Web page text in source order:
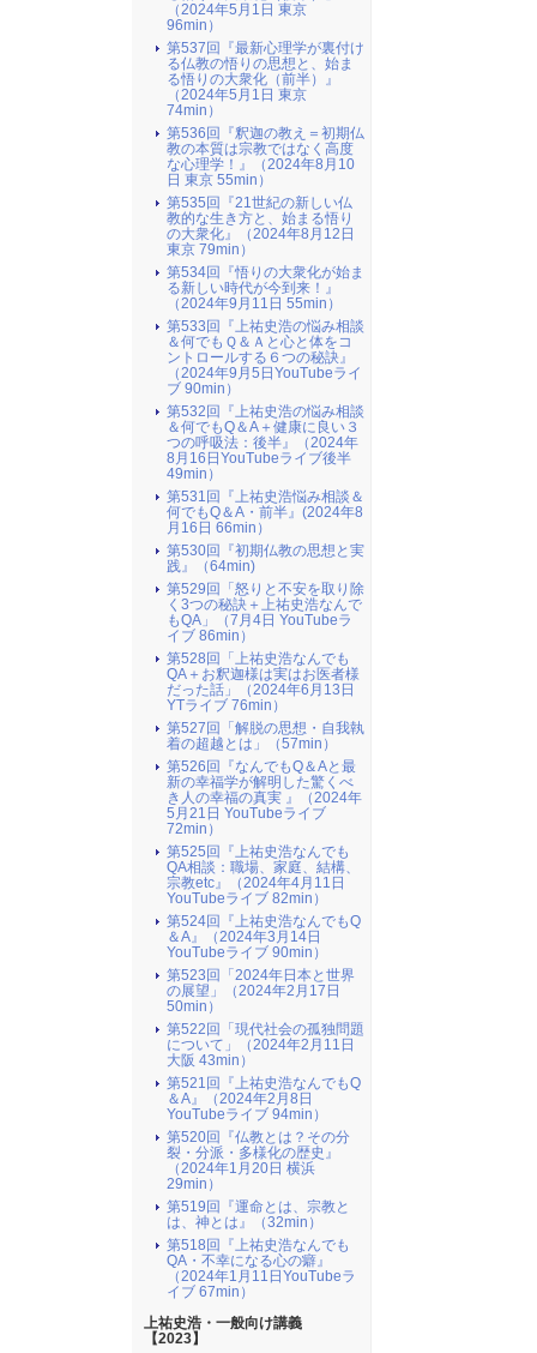
（2024年5月1日 東京
96min）
第537回『最新心理学が裏付け
る仏教の悟りの思想と、始ま
る悟りの大衆化（前半）』
（2024年5月1日 東京
74min）
第536回『釈迦の教え＝初期仏
教の本質は宗教ではなく高度
な心理学！』（2024年8月10
日 東京 55min）
第535回『21世紀の新しい仏
教的な生き方と、始まる悟り
の大衆化』（2024年8月12日
東京 79min）
第534回『悟りの大衆化が始ま
る新しい時代が今到来！』
（2024年9月11日 55min）
第533回『上祐史浩の悩み相談
＆何でもＱ＆Ａと心と体をコ
ントロールする６つの秘訣』
（2024年9月5日YouTubeライ
ブ 90min）
第532回『上祐史浩の悩み相談
＆何でもQ＆A＋健康に良い３
つの呼吸法：後半』（2024年
8月16日YouTubeライブ後半
49min）
第531回『上祐史浩悩み相談＆
何でもQ＆A・前半』(2024年8
月16日 66min）
第530回『初期仏教の思想と実
践』（64min)
第529回「怒りと不安を取り除
く3つの秘訣＋上祐史浩なんで
もQA」（7月4日 YouTubeラ
イブ 86min）
第528回「上祐史浩なんでも
QA＋お釈迦様は実はお医者様
だった話」（2024年6月13日
YTライブ 76min）
第527回「解脱の思想・自我執
着の超越とは」（57min）
第526回『なんでもQ＆Aと最
新の幸福学が解明した驚くべ
き人の幸福の真実 』（2024年
5月21日 YouTubeライブ
72min）
第525回『上祐史浩なんでも
QA相談：職場、家庭、結構、
宗教etc』（2024年4月11日
YouTubeライブ 82min）
第524回『上祐史浩なんでもQ
＆A』（2024年3月14日
YouTubeライブ 90min）
第523回「2024年日本と世界
の展望」（2024年2月17日
50min）
第522回「現代社会の孤独問題
について」（2024年2月11日
大阪 43min）
第521回『上祐史浩なんでもQ
＆A』（2024年2月8日
YouTubeライブ 94min）
第520回『仏教とは？その分
裂・分派・多様化の歴史』
（2024年1月20日 横浜
29min）
第519回『運命とは、宗教と
は、神とは』（32min）
第518回『上祐史浩なんでも
QA・不幸になる心の癖』
（2024年1月11日YouTubeラ
イブ 67min）
上祐史浩・一般向け講義
【2023】